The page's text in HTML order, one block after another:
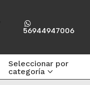
56944947006
Seleccionar por
categoría